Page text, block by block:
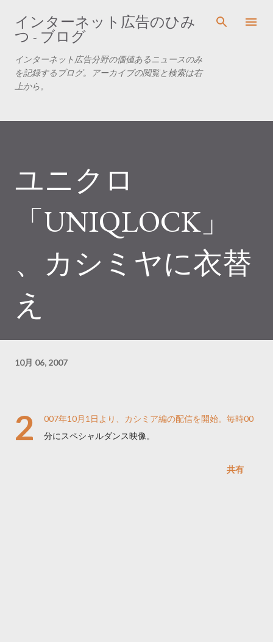
スキップしてメイン コンテンツに移動
インターネット広告のひみ
つ - ブログ
インターネット広告分野の価値あるニュースのみ
を記録するブログ。アーカイブの閲覧と検索は右
上から。
ユニクロ
「UNIQLOCK」
、カシミヤに衣替
え
10月 06, 2007
2
007年10月1日より、カシミア編の配信を開始。毎時00
分にスペシャルダンス映像。
共有